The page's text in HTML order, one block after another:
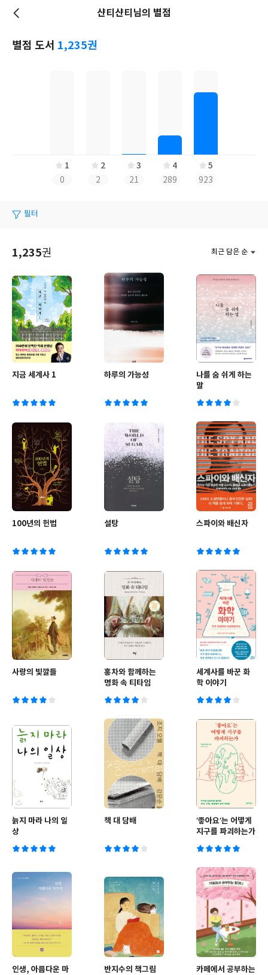
샨티샨티님의 별점
별점 도서 1,235권
1
0
2
2
3
21
4
289
5
923
필터
최근 담은 순
1,235권
지금 세계사 1 하루의 가능성
나를 숨 쉬게 하는
말
100년의 헌법 설탕 스파이와 배신자
사랑의 빛깔들
홍차와 함께하는
명화 속 티타임
세계사를 바꾼 화
학 이야기
늙지 마라 나의 일
상
책 대 담배
‘좋아요’는 어떻게
지구를 파괴하는가
인생, 아름다운 마
반지수의 책그림
카페에서 공부하는